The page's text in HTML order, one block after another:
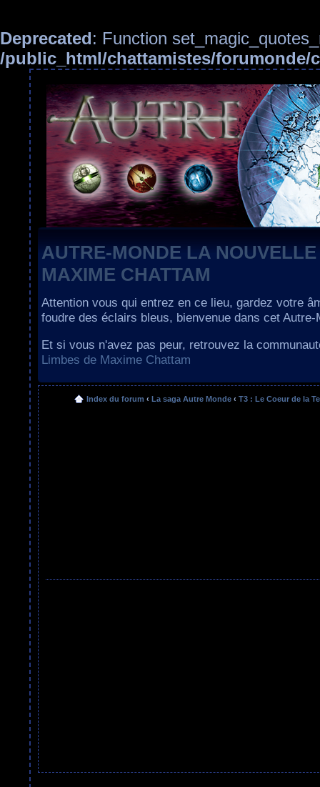
Deprecated: Function
/public_html/chattamistes/forumonde/
AUTRE-MONDE LA
MAXIME CHATTAM
Attention vous qui entrez en ce lieu, gardez votre
foudre des éclairs bleus, bienvenue dans cet Autre-
Et si vous n'avez pas peur, retrouvez la
Limbes de Maxime Chattam
Index du forum ‹ La saga Autre Monde ‹ T3 : Le Coeur de la